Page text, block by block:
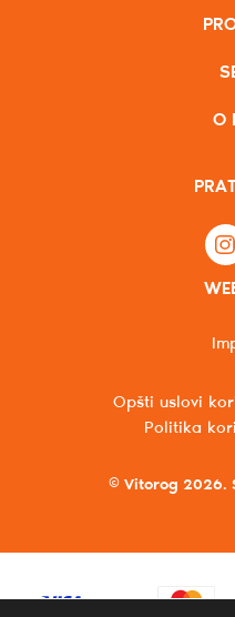
O
© Vitorog 2026.
Opšti uslovi
Politika